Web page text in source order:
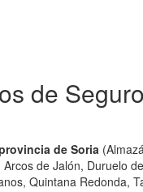
de
de Soria
de Jalón, Duruelo
Quintana Redonda,